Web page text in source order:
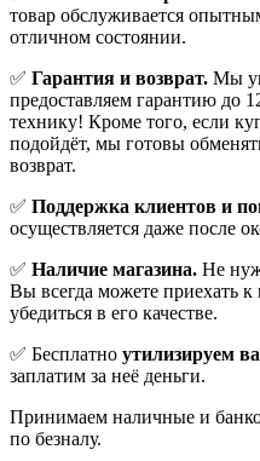
товар обслуживается
отличном состоянии.
✅ Гарантия и возврат. Мы
предоставляем гарантию до
технику! Кроме того, если
подойдёт, мы готовы
возврат.
✅ Поддержка клиентов и
осуществляется даже после
✅ Наличие магазина. Не
Вы всегда можете приехать
убедиться в его качестве.
✅ Бесплатно утилизируем
заплатим за неё деньги.
Принимаем наличные и
по безналу.